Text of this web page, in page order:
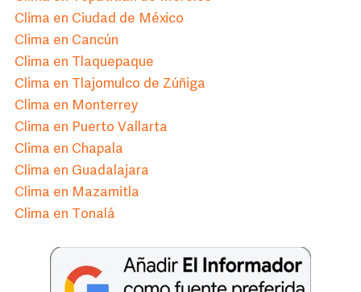
Clima en Ciudad de México
Clima en Cancún
Clima en Tlaquepaque
Clima en Tlajomulco de Zúñiga
Clima en Monterrey
Clima en Puerto Vallarta
Clima en Chapala
Clima en Guadalajara
Clima en Mazamitla
Clima en Tonalá